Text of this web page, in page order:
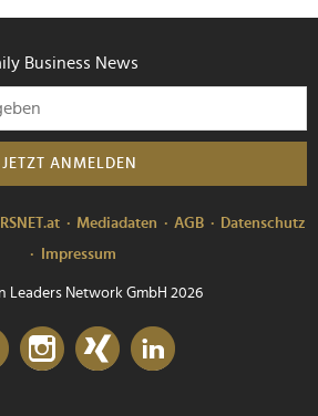
Business News
JETZT ANMELDEN
Mediadaten AGB
Datenschutz
Impressum
Leaders Network GmbH 2026